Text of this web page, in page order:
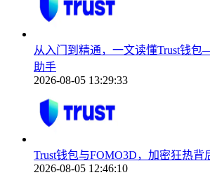
从入门到精通，一文读懂Trust钱包
助手
2026-08-05 13:29:33
Trust钱包与FOMO3D，加密狂热背
2026-08-05 12:46:10